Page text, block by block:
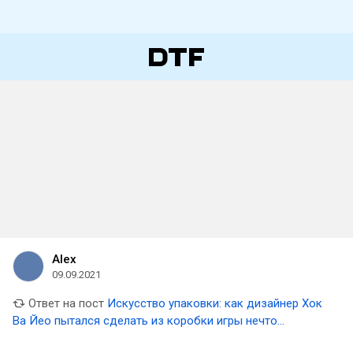
Alex
09.09.2021
Ответ на пост Искусство упаковки: как дизайнер Хок
Ва Йео пытался сделать из коробки игры нечто